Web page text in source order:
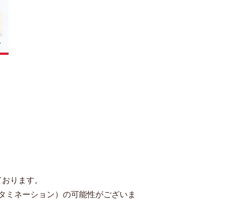
ります。
ミネーション）の可能性がございま